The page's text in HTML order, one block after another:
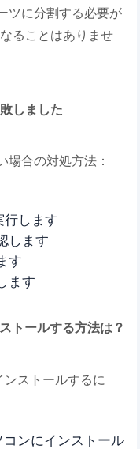
ツに分割する必要が
ることはありませ
しました
合の対処方法：
します
します
す
ます
トールする方法は？
ストールするに
ンにインストール